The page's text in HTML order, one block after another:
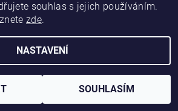
Vytvořil Shoptet
souhlas s jejich používáním.
zde.
NASTAVENÍ
SOUHLASÍM